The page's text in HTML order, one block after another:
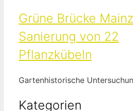
Grüne Brücke
Sanierung von 22
Pflanzkübeln
Gartenhistorische
Kategorien